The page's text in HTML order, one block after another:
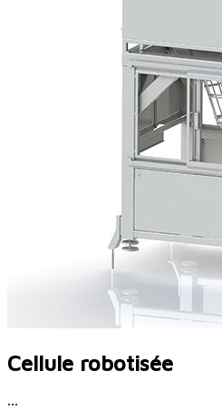
Cellule robotisée
...